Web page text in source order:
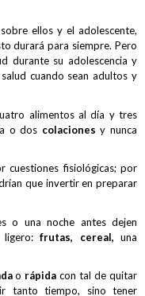
sobre ellos y el adolescente,
durará para siempre. Pero
durante su adolescencia y
cuando sean adultos y
alimentos al día y tres
o dos colaciones y nunca
cuestiones fisiológicas; por
que invertir en preparar
o una noche antes dejen
ligero:frutas, cereal, una
o rápidacon tal de quitar
tanto tiempo, sino tener